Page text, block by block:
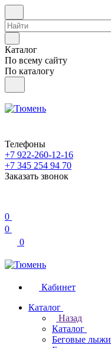
Каталог
По всему сайту
По каталогу
Телефоны
+7 922-260-12-16
+7 345 254 94 70
Заказать звонок
0
0
0
Кабинет
Каталог
Назад
Каталог
Беговые лыжи